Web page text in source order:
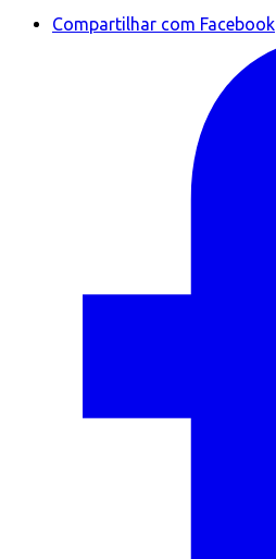
Compartilhar com Facebook